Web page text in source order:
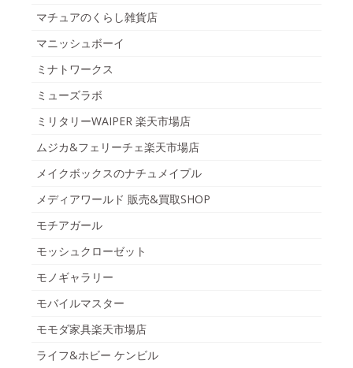
マチュアのくらし雑貨店
マニッシュボーイ
ミナトワークス
ミューズラボ
ミリタリーWAIPER 楽天市場店
ムジカ&フェリーチェ楽天市場店
メイクボックスのナチュメイプル
メディアワールド 販売&買取SHOP
モチアガール
モッシュクローゼット
モノギャラリー
モバイルマスター
モモダ家具楽天市場店
ライフ&ホビー ケンビル